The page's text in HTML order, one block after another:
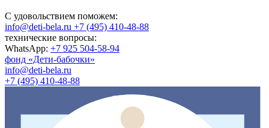
С удовольствием поможем:
info@deti-bela.ru +7 (495) 410-48-88
технические вопросы:
WhatsApp: +7 925 504-58-94
фонд «Дети-бабочки»
info@deti-bela.ru
+7 (495) 410-48-88